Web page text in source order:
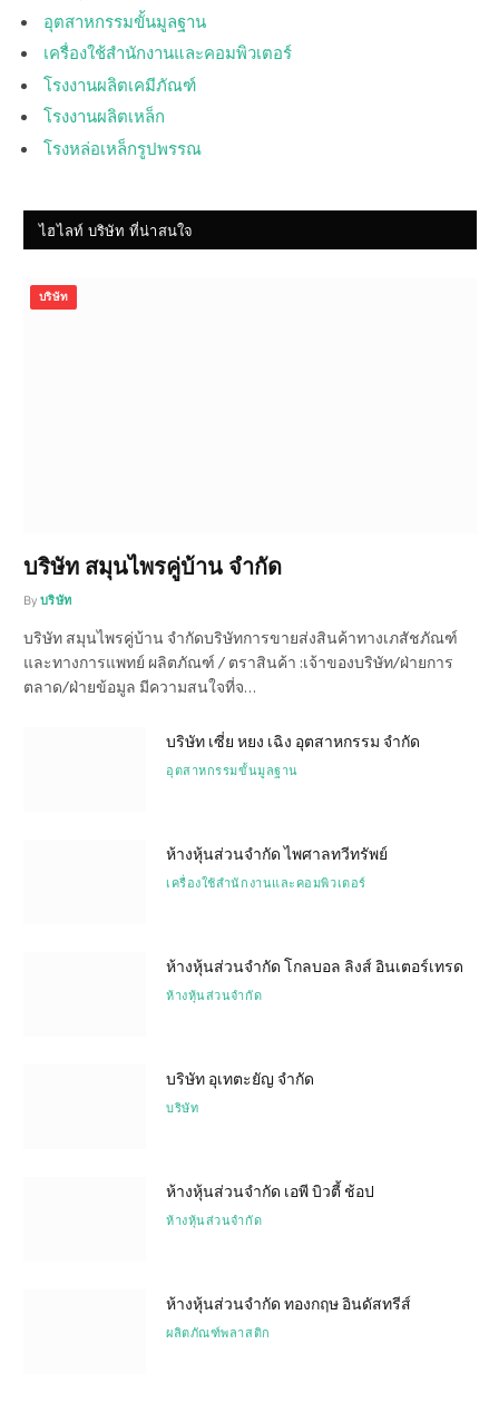
อุตสาหกรรมขั้นมูลฐาน
เครื่องใช้สำนักงานและคอมพิวเตอร์
โรงงานผลิตเคมีภัณฑ์
โรงงานผลิตเหล็ก
โรงหล่อเหล็กรูปพรรณ
ไฮไลท์ บริษัท ที่น่าสนใจ
บริษัท
บริษัท สมุนไพรคู่บ้าน จำกัด
By บริษัท
บริษัท สมุนไพรคู่บ้าน จำกัดบริษัทการขายส่งสินค้าทางเภสัชภัณฑ์
และทางการแพทย์ ผลิตภัณฑ์ / ตราสินค้า :เจ้าของบริษัท/ฝ่ายการ
ตลาด/ฝ่ายข้อมูล มีความสนใจที่จ…
บริษัท เซี่ย หยง เฉิง อุตสาหกรรม จำกัด
อุตสาหกรรมขั้นมูลฐาน
ห้างหุ้นส่วนจำกัด ไพศาลทวีทรัพย์
เครื่องใช้สำนักงานและคอมพิวเตอร์
ห้างหุ้นส่วนจำกัด โกลบอล ลิงส์ อินเตอร์เทรด
ห้างหุ้นส่วนจำกัด
บริษัท อุเทตะยัญ จำกัด
บริษัท
ห้างหุ้นส่วนจำกัด เอพี บิวตี้ ช้อป
ห้างหุ้นส่วนจำกัด
ห้างหุ้นส่วนจำกัด ทองกฤษ อินดัสทรีส์
ผลิตภัณฑ์พลาสติก